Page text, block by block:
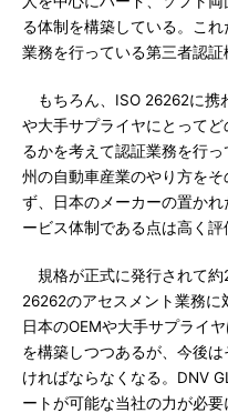
る体制を構築している。こ
業務を行っている第三者認証
もちろん、ISO 26262に携
や大手サプライヤにとって
るかを考えて認証業務を行
州の自動車産業のやり方を
ず、日本のメーカーの置か
ービス体制である点は高く評
規格が正式に発行されて約
26262のアセスメント業務に
日本のOEMや大手サプライ
を構築しつつあるが、今後
ければならなくなる。DNV
ートが可能な当社の力が必